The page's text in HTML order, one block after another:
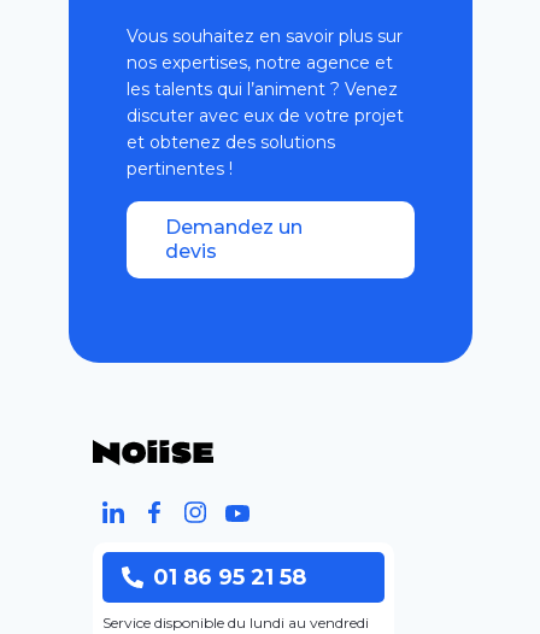
Vous souhaitez en savoir plus sur
nos expertises, notre agence et
les talents qui l’animent ? Venez
discuter avec eux de votre projet
et obtenez des solutions
pertinentes !
Demandez un
devis
01 86 95 21 58
Service disponible du lundi au vendredi